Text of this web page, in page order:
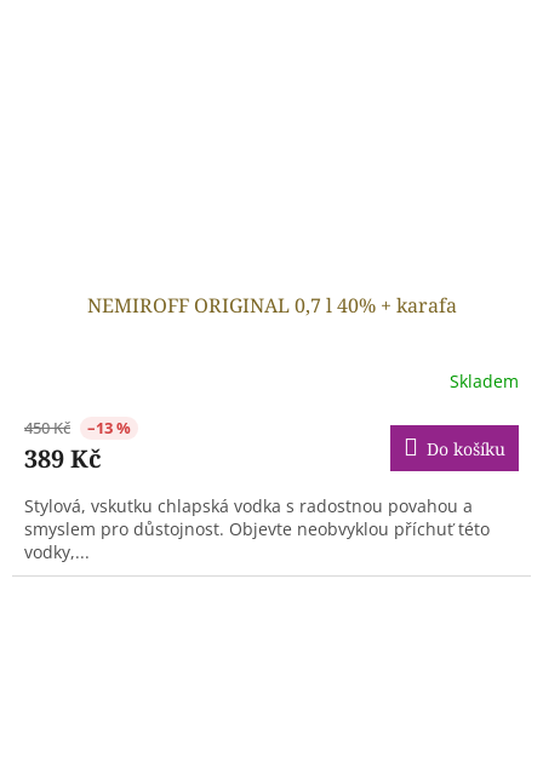
NEMIROFF ORIGINAL 0,7 l 40% + karafa
Skladem
450 Kč –13 %
389 Kč Do košíku
Stylová, vskutku chlapská vodka s radostnou povahou a
smyslem pro důstojnost. Objevte neobvyklou příchuť této
vodky,...